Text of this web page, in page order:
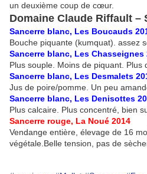
un deuxième coup de cœur.
Domaine Claude Riffault –
Sancerre blanc, Les Boucauds
Bouche piquante (kumquat). assez
Sancerre blanc, Les Chasseignes
Plus souple. Moins de piquant. Plus
Sancerre blanc, Les Desmalets
Jus de poire/pomme. Un peu
Sancerre blanc, Les Denisottes
Plus calcaire. Plus concentré, bien
Sancerre rouge, La Noué 2014
Vendange entière, élevage de 16
végétale.Belle tension, pas de